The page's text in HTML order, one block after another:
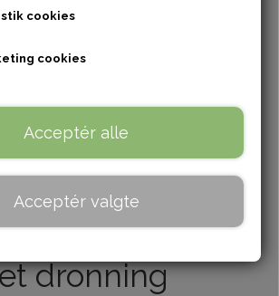
Dronninger
Biavlsudstyr
Om
Kontakt
dronning
cookies
cookies
Acceptér alle
Acceptér valgte